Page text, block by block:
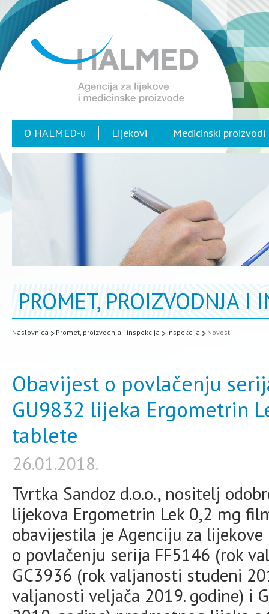
O HALMED-u Lijekovi Medicinski proizvodi
PROMET, PROIZVODNJA I
Naslovnica Promet, proizvodnja i inspekcija Inspekcija Novosti
Obavijest o povlačenju
GU9832 lijeka Ergometrin
tablete
26.01.2018.
Tvrtka Sandoz d.o.o., nositelj
lijekova Ergometrin Lek 0,2 mg
obavijestila je Agenciju za
o povlačenju serija FF5146 (rok
GC3936 (rok valjanosti studeni
valjanosti veljača 2019. godine) i